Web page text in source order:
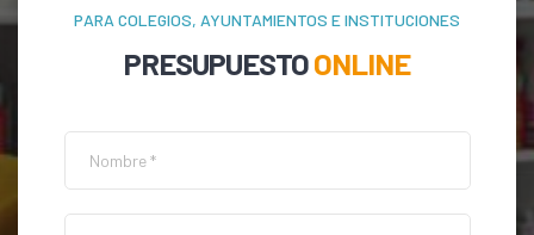
PARA COLEGIOS, AYUNTAMIENTOS E INSTITUCIONES
PRESUPUESTOONLINE